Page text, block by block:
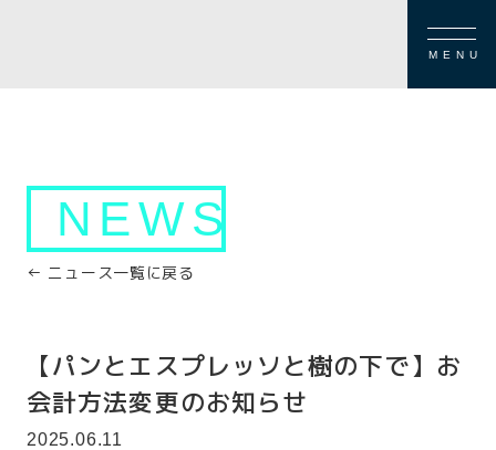
MENU
NEWS
← ニュース一覧に戻る
【パンとエスプレッソと樹の下で】お
会計方法変更のお知らせ
2025.06.11